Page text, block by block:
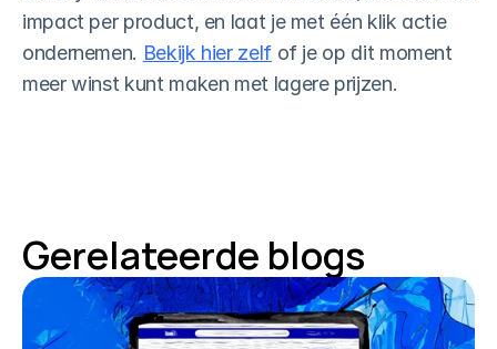
impact per product, en laat je met één klik actie
ondernemen. Bekijk hier zelf of je op dit moment
meer winst kunt maken met lagere prijzen.
Gerelateerde blogs